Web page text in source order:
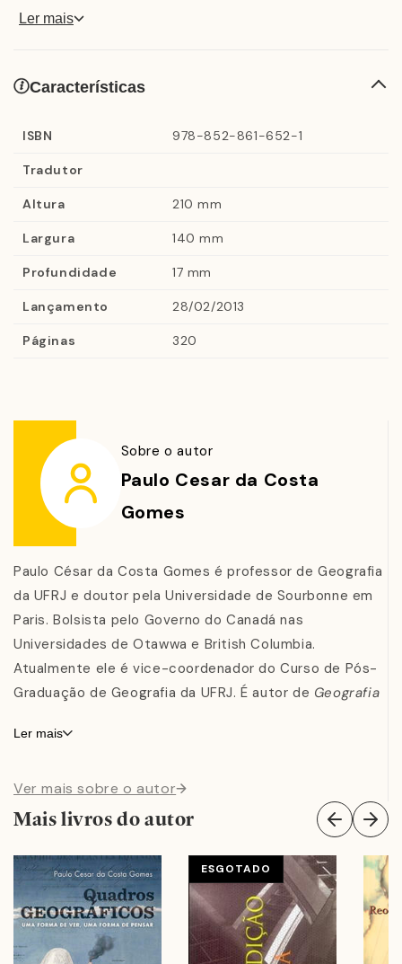
desapercebido. A partir de pequenos relatos sobre a
moderna, o autor conduz o leitor a percorrer e a
visualização que, assim reunidos, permitem a eles, aos
poucos, desvendar a trama complexa que condiciona a
hipótese de que aquilo que é visto e como é visto
depende, em grande parte, de onde está situado olhar
Ler mais
Características
ISBN 978-852-861-652-1
Tradutor
Altura 210 mm
Largura 140 mm
Profundidade 17 mm
Lançamento 28/02/2013
Páginas 320
Sobre o autor
Paulo Cesar da Costa
Gomes
Paulo César da Costa Gomes é professor de Geografia
da UFRJ e doutor pela Universidade de Sourbonne em
Paris. Bolsista pelo Governo do Canadá nas
Universidades de Otawwa e British Columbia.
Atualmente ele é vice-coordenador do Curso de Pós-
Graduação de Geografia da UFRJ. É autor de Geografia
Brasil: Questões Atuais da Reorganização do Território
Ler mais
Ver mais sobre o autor
Mais livros do autor
ESGOTADO